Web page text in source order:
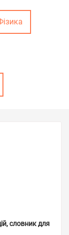
словник для